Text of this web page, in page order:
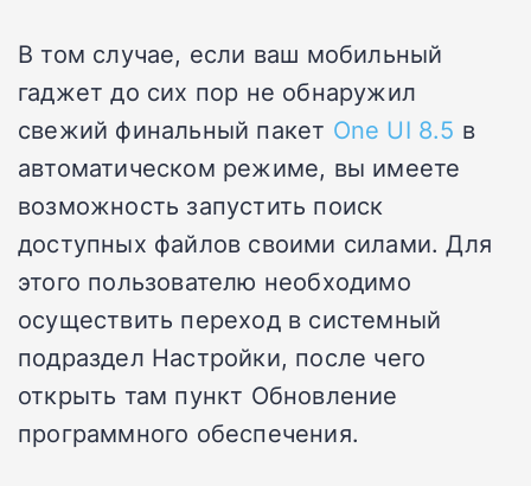
В том случае, если ваш мобильный
гаджет до сих пор не обнаружил
свежий финальный пакет One UI 8.5 в
автоматическом режиме, вы имеете
возможность запустить поиск
доступных файлов своими силами. Для
этого пользователю необходимо
осуществить переход в системный
подраздел Настройки, после чего
открыть там пункт Обновление
программного обеспечения.